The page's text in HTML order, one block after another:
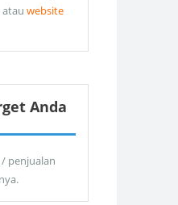
website
Anda
penjualan